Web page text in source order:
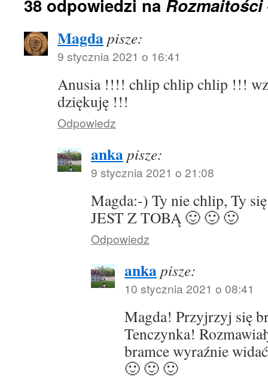
38 odpowiedzi na
Magdapisze:
9 stycznia 2021 o 16:41
Anusia !!!! chlip chlip chlip !!!
dziękuję !!!
Odpowiedz
ankapisze:
9 stycznia 2021 o 21:08
Magda:-) Ty nie chlip, Ty
JEST Z TOBĄ 🙂 🙂 🙂
Odpowiedz
ankapisze:
10 stycznia 2021 o 08:41
Magda! Przyjrzyj się
Tenczynka!
bramce wyraźnie
🙂 🙂 🙂